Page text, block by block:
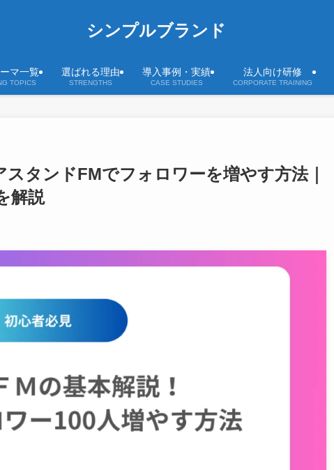
シンプルブランド
マ一覧
TOPICS
選ばれる理由
STRENGTHS
導入事例・実績
CASE STUDIES
法人向け研修
CORPORATE TRAINING
タンドFMでフォロワーを増やす方法｜
解説